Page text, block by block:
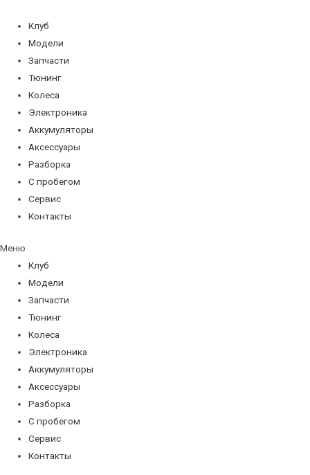
содержимому
Клуб
Модели
Запчасти
Тюнинг
Колеса
Электроника
Аккумуляторы
Аксессуары
Разборка
С пробегом
Сервис
Контакты
Меню
Клуб
Модели
Запчасти
Тюнинг
Колеса
Электроника
Аккумуляторы
Аксессуары
Разборка
С пробегом
Сервис
Контакты